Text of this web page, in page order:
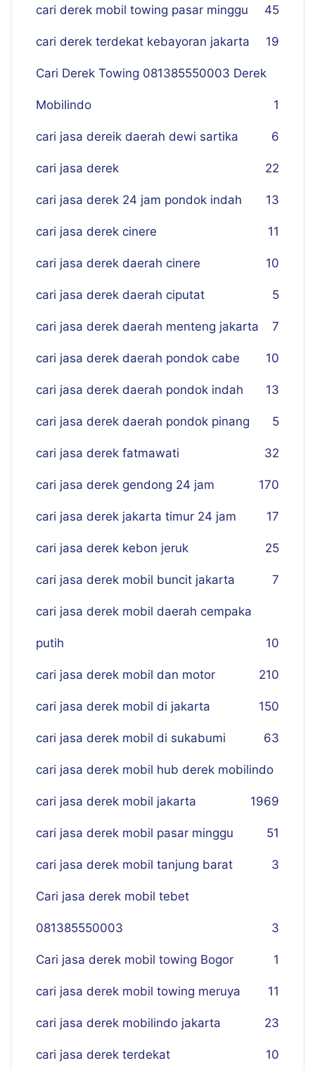
cari derek mobil towing pasar minggu 45
cari derek terdekat kebayoran jakarta 19
Cari Derek Towing 081385550003 Derek
Mobilindo 1
cari jasa dereik daerah dewi sartika 6
cari jasa derek 22
cari jasa derek 24 jam pondok indah 13
cari jasa derek cinere 11
cari jasa derek daerah cinere 10
cari jasa derek daerah ciputat 5
cari jasa derek daerah menteng jakarta 7
cari jasa derek daerah pondok cabe 10
cari jasa derek daerah pondok indah 13
cari jasa derek daerah pondok pinang 5
cari jasa derek fatmawati 32
cari jasa derek gendong 24 jam 170
cari jasa derek jakarta timur 24 jam 17
cari jasa derek kebon jeruk 25
cari jasa derek mobil buncit jakarta 7
cari jasa derek mobil daerah cempaka
putih 10
cari jasa derek mobil dan motor 210
cari jasa derek mobil di jakarta 150
cari jasa derek mobil di sukabumi 63
cari jasa derek mobil hub derek mobilindo
69
cari jasa derek mobil jakarta 19
cari jasa derek mobil pasar minggu 51
cari jasa derek mobil tanjung barat 3
Cari jasa derek mobil tebet
081385550003 3
Cari jasa derek mobil towing Bogor 1
cari jasa derek mobil towing meruya 11
cari jasa derek mobilindo jakarta 23
cari jasa derek terdekat 10